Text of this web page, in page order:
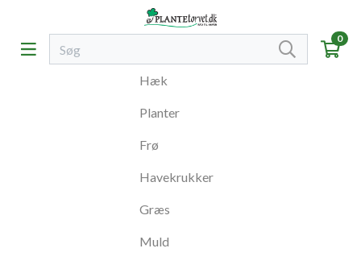
0
Hæk
Planter
Frø
Havekrukker
Græs
Muld